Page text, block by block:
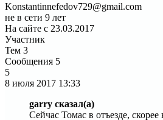
Konstantinnefedov729@gmail.com
не в сети 9 лет
На сайте с 23.03.2017
Участник
Тем 3
Сообщения 5
5
8 июля 2017 13:33
garry сказал(а)
Сейчас Томас в отъезде,